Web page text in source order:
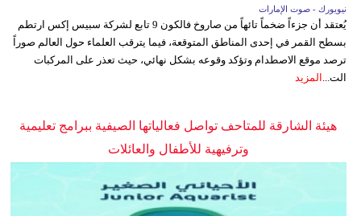
نيويورك - صوت الإمارات
يُعتقد أن جزءاً ضخماً تائهاً من صاروخ فالكون 9 تابع لشركة سبيس إكس ارتطم
بسطح القمر في إحدى المناطق المتوقعة، فيما يترقب العلماء حول العالم صوراً
ترصد موقع الاصطدام وتؤكد وقوعه بشكل نهائي، حيث تعذر على المركبات
الت... المزيد
هيئة الشارقة للمتاحف تواصل فعالياتها الصيفية ببرامج تعليمية
وترفيهية للأطفال والعائلات